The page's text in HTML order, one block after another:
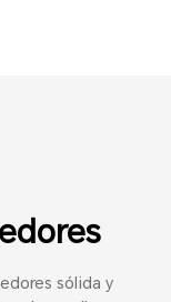
sólida y